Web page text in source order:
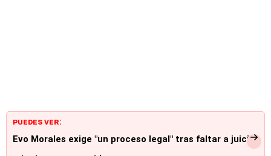
PUEDES VER:
Evo Morales exige "un proceso legal" tras faltar a juicio